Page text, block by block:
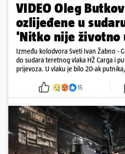
VIDEO Oleg
ozlijeđene u
'Nitko nije životno
Između kolodvora Sveti Ivan Žabno -
do sudara teretnog vlaka HŽ Carga i
prijevoza. U vlaku je bilo 20-ak
15